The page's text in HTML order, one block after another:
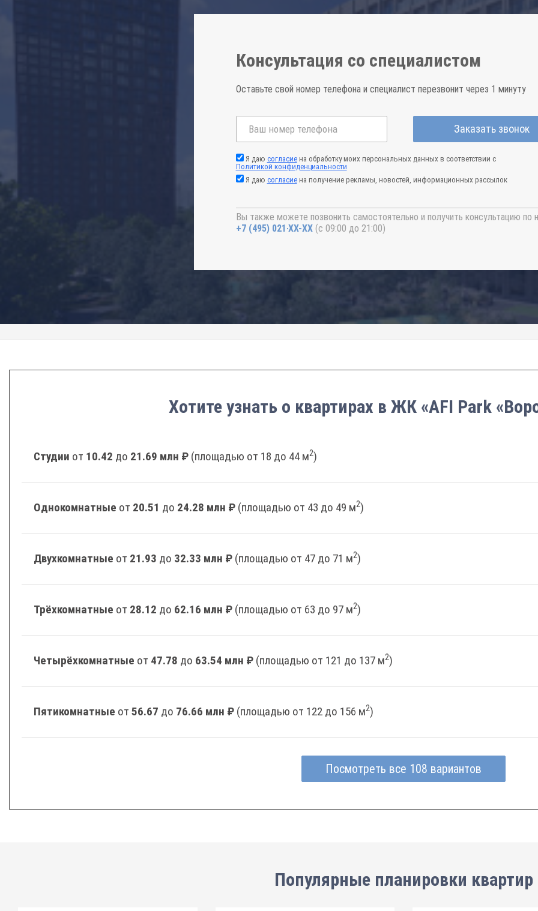
Консультация со специалистом
Оставьте свой номер телефона и специалист перезвонит через 1 минуту
Заказать звонок
Я даю согласиена обработку моих персональных данных в соответствии с
Политикой конфиденциальности
Я даю согласиена получение рекламы, новостей, информационных рассылок
Вы также можете позвонить самостоятельно и получить консультацию по
+7 (495) 021-41-76 (с 09:00 до 21:00)
Хотите узнать о квартирах в ЖК «AFI Park
Студии от 10.42 до 21.69 млн ₽ (площадью от 18 до 44 м2)
Однокомнатные от 20.51 до 24.28 млн ₽ (площадью от 43 до 49 м2)
Двухкомнатные от 21.93 до 32.33 млн ₽ (площадью от 47 до 71 м2)
Трёхкомнатные от 28.12 до 62.16 млн ₽ (площадью от 63 до 97 м2)
Четырёхкомнатные от 47.78 до 63.54 млн ₽ (площадью от 121 до 137 м2)
Пятикомнатные от 56.67 до 76.66 млн ₽ (площадью от 122 до 156 м2)
Посмотреть все 108 вариантов
Популярные планировки квартир